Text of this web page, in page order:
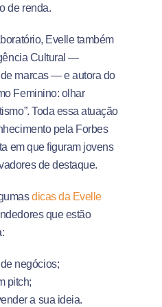
de renda.
Evelle também
Cultural —
marcas — e autora do
Feminino: olhar
Toda essa atuação
pela Forbes
em que figuram jovens
de destaque.
dicas da Evelle
que estão
negócios;
pitch;
a sua ideia.